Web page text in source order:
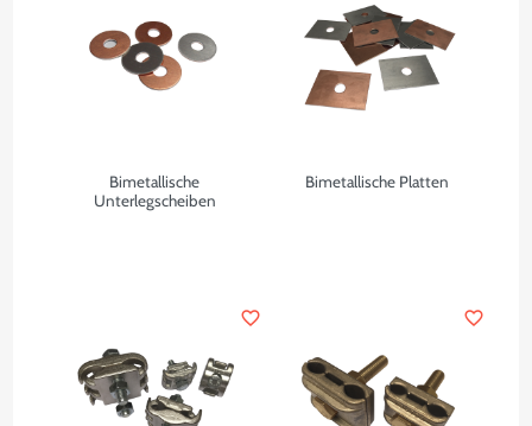
Bimetallische
Unterlegscheiben
Bimetallische Platten
favorite_border favorite_border